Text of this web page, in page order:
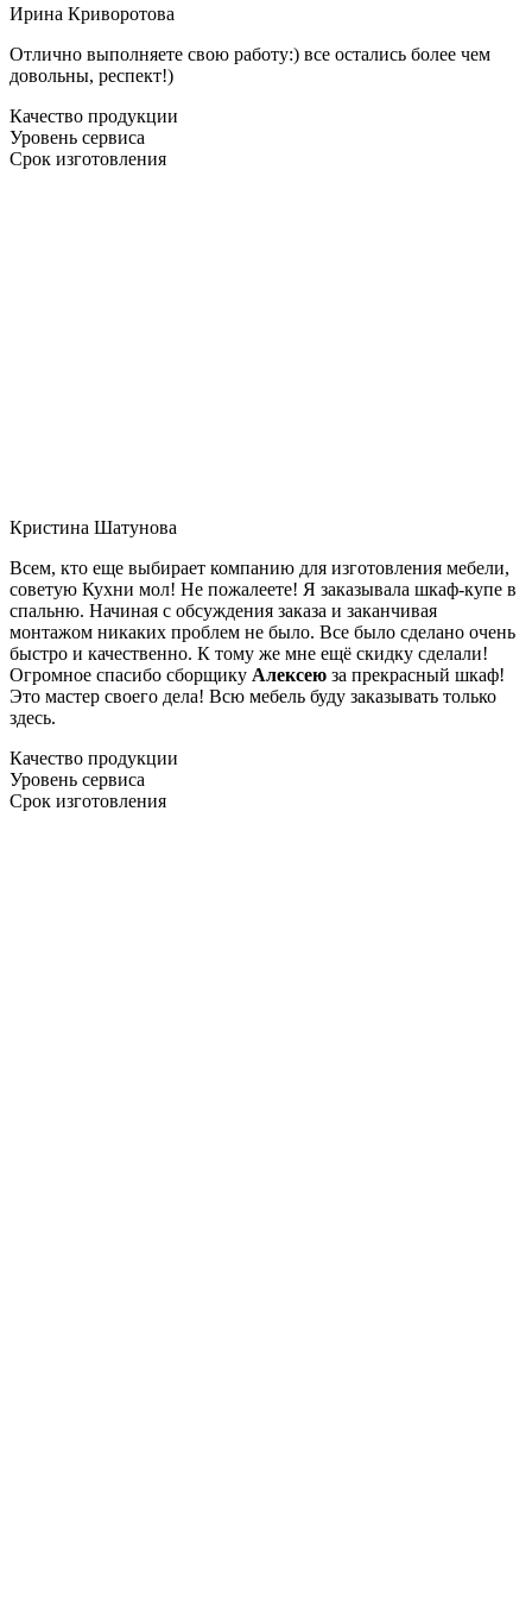
Ирина Криворотова
Отлично выполняете свою работу:) все остались более чем
довольны, респект!)
Качество продукции
Уровень сервиса
Срок изготовления
Кристина Шатунова
Всем, кто еще выбирает компанию для изготовления мебели,
советую Кухни мол! Не пожалеете! Я заказывала шкаф-купе в
спальню. Начиная с обсуждения заказа и заканчивая
монтажом никаких проблем не было. Все было сделано очень
быстро и качественно. К тому же мне ещё скидку сделали!
Огромное спасибо сборщику Алексею за прекрасный шкаф!
Это мастер своего дела! Всю мебель буду заказывать только
здесь.
Качество продукции
Уровень сервиса
Срок изготовления